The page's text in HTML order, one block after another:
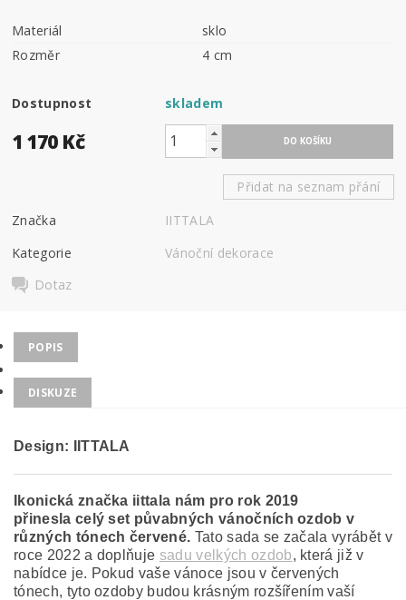
Materiál
sklo
Rozměr
4 cm
Dostupnost skladem
1 170 Kč
Přidat na seznam přání
Značka
IITTALA
Kategorie
Vánoční dekorace
Dotaz
POPIS
DISKUZE
Design: IITTALA
Ikonická značka iittala nám pro rok 2019
přinesla celý set půvabných vánočních ozdob v
různých tónech červené. Tato sada se začala vyrábět v
roce 2022 a doplňuje sadu velkých ozdob, která již v
nabídce je. Pokud vaše vánoce jsou v červených
tónech, tyto ozdoby budou krásným rozšířením vaší